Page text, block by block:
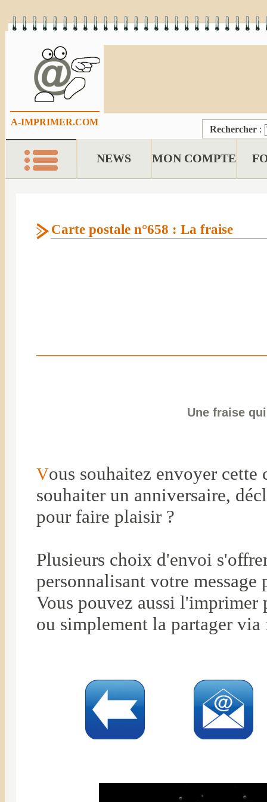
A-IMPRIMER.COM
Rechercher :
NEWS MON COMPTE
Carte postale n°658 : La fraise
Une fraise
Vous souhaitez envoyer
souhaiter un anniversaire,
pour faire plaisir ?
Plusieurs choix d'envoi
personnalisant votre
Vous pouvez aussi
ou simplement la partager